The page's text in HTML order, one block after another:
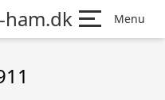
ham.dk Menu